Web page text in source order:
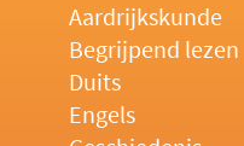
Aardrijkskunde
Begrijpend lezen
Duits
Engels